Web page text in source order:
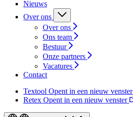
Nieuws
Over ons
Over ons
Ons team
Bestuur
Onze partners
Vacatures
Contact
Textool Opent in een nieuw venster
Retex Opent in een nieuw venster